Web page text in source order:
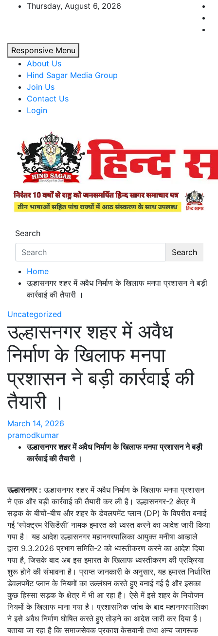
Thursday, August 6, 2026
Responsive Menu
About Us
Hind Sagar Media Group
Join Us
Contact Us
Login
Hind Sagar
www.hindsagar.com
Search
Search
Home
उल्हासनगर शहर में अवैध निर्माण के खिलाफ मनपा प्रशासन ने बड़ी
कार्रवाई की तैयारी ।
Uncategorized
उल्हासनगर शहर में अवैध
निर्माण के खिलाफ मनपा
प्रशासन ने बड़ी कार्रवाई की
तैयारी ।
March 14, 2026
pramodkumar
उल्हासनगर शहर में अवैध निर्माण के खिलाफ मनपा प्रशासन ने बड़ी
कार्रवाई की तैयारी ।
उल्हासनगर : उल्हासनगर शहर में अवैध निर्माण के खिलाफ मनपा प्रशासन
ने एक और बड़ी कार्रवाई की तैयारी कर ली है। उल्हासनगर-2 क्षेत्र में
सड़क के बीचों-बीच और शहर के डेवलपमेंट प्लान (DP) के विपरीत बनाई
गई ‘स्पेक्ट्रम रेसिडेंसी’ नामक इमारत को ध्वस्त करने का आदेश जारी किया
गया है। यह आदेश उल्हासनगर महानगरपालिका आयुक्त मनीषा आव्हाले
द्वारा 9.3.2026 प्रभाग समिति-2 को ध्वस्तीकरण करने का आदेश दिया
गया है, जिसके बाद अब इस इमारत के खिलाफ ध्वस्तीकरण की प्रक्रिया
शुरू होने की संभावना है। प्राप्त जानकारी के अनुसार, यह इमारत निर्धारित
डेवलपमेंट प्लान के नियमों का उल्लंघन करते हुए बनाई गई है और इसका
कुछ हिस्सा सड़क के क्षेत्र में भी आ रहा है। ऐसे में इसे शहर के नियोजन
नियमों के खिलाफ माना गया है। प्रशासनिक जांच के बाद महानगरपालिका
ने इसे अवैध निर्माण घोषित करते हुए तोड़ने का आदेश जारी कर दिया है।
बताया जा रहा है कि समाजसेवक प्रकाश केसवानी तथा अन्य जागरूक